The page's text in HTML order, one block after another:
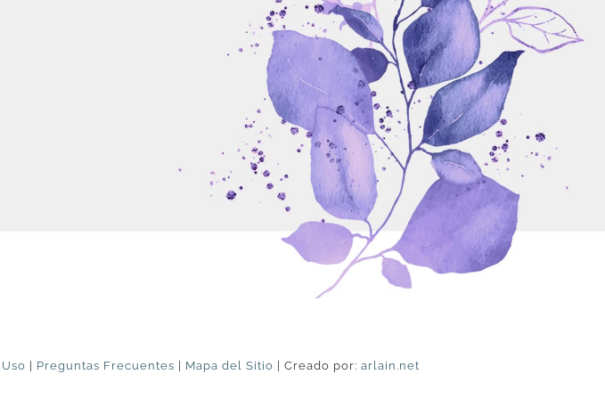
| Preguntas Frecuentes | Mapa del Sitio | Creado por: arlain.net